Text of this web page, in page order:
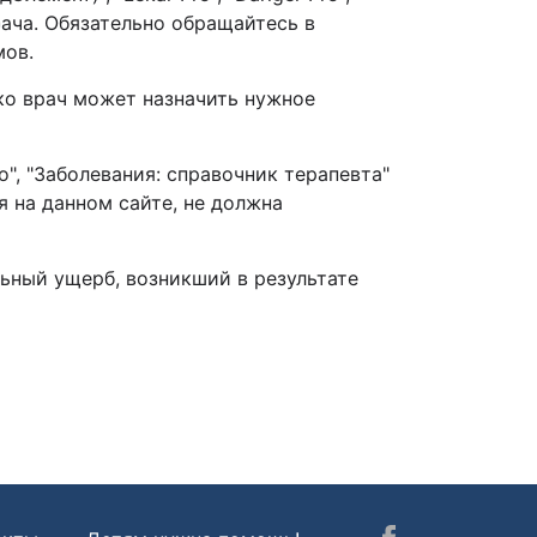
Обязательно обращайтесь в
врач может назначить нужное
"Заболевания: справочник терапевта"
данном сайте, не должна
ущерб, возникший в результате